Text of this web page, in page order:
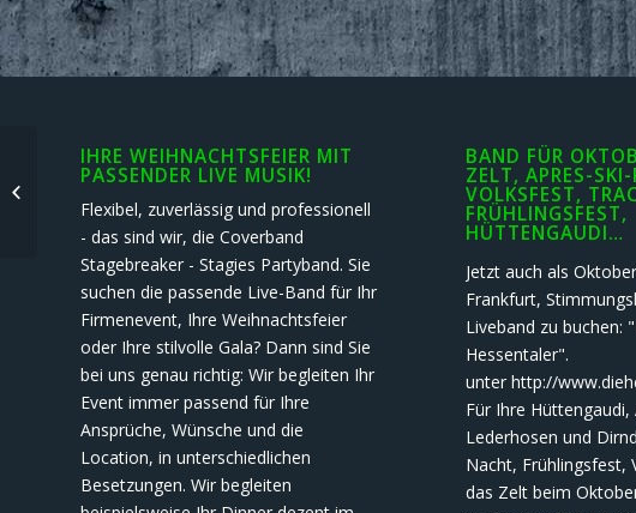
IHRE WEIHNACHTSFEIER MIT
PASSENDER LIVE MUSIK!
Flexibel, zuverlässig und professionell
- das sind wir, die Coverband
Stagebreaker - Stagies Partyband. Sie
suchen die passende Live-Band für Ihr
Firmenevent, Ihre Weihnachtsfeier
oder Ihre stilvolle Gala? Dann sind Sie
bei uns genau richtig: Wir begleiten Ihr
Event immer passend für Ihre
Ansprüche, Wünsche und die
Location, in unterschiedlichen
Besetzungen. Wir begleiten
BAND FÜR
ZELT, APRES-SKI-
VOLKSFEST,
FRÜHLINGSFEST,
HÜTTENGAUDI…
Jetzt auch als
Frankfurt,
Liveband zu buchen:
Hessentaler".
unter http://
Für Ihre Hüttengaudi,
Lederhosen und
Nacht, Frühlingsfest,
das Zelt beim